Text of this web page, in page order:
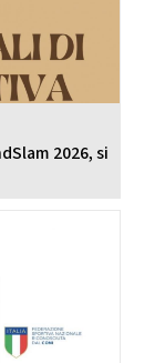
2026, si